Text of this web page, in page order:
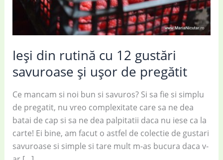
Ieși din rutină cu 12 gustări
savuroase și ușor de pregătit
Ce mancam si noi bun si savuros? Si sa fie si simplu
de pregatit, nu vreo complexitate care sa ne dea
batai de cap si sa ne dea palpitatii daca nu iese ca la
carte! Ei bine, am facut o astfel de colectie de gustari
savuroase si simple si tare mult m-as bucura daca v-